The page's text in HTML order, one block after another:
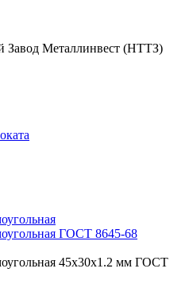
ГОСТ 8645-68
45x30x1.2 мм ГОСТ